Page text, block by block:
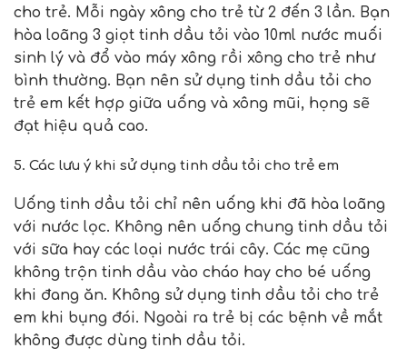
cho trẻ. Mỗi ngày xông cho trẻ từ 2 đến 3 lần. Bạn
hòa loãng 3 giọt tinh dầu tỏi vào 10ml nước muối
sinh lý và đổ vào máy xông rồi xông cho trẻ như
bình thường. Bạn nên sử dụng tinh dầu tỏi cho
trẻ em kết hợp giữa uống và xông mũi, họng sẽ
đạt hiệu quả cao.
5. Các lưu ý khi sử dụng tinh dầu tỏi cho trẻ em
Uống tinh dầu tỏi chỉ nên uống khi đã hòa loãng
với nước lọc. Không nên uống chung tinh dầu tỏi
với sữa hay các loại nước trái cây. Các mẹ cũng
không trộn tinh dầu vào cháo hay cho bé uống
khi đang ăn. Không sử dụng tinh dầu tỏi cho trẻ
em khi bụng đói. Ngoài ra trẻ bị các bệnh về mắt
không được dùng tinh dầu tỏi.